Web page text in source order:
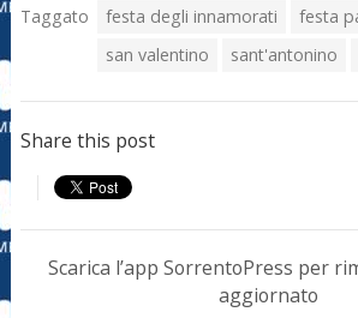
Taggato festa degli innamorati festa
san valentino
sant'antonino
Share this post
Scarica l’app SorrentoPress per
aggiornato